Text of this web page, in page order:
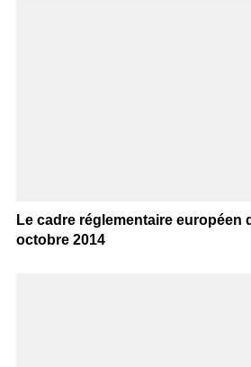
Le cadre réglementaire européen
octobre 2014